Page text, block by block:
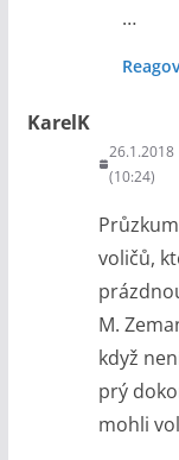
…
KarelK
26.1.2018
(10:24)
voličů,
M.
když
prý
mohli